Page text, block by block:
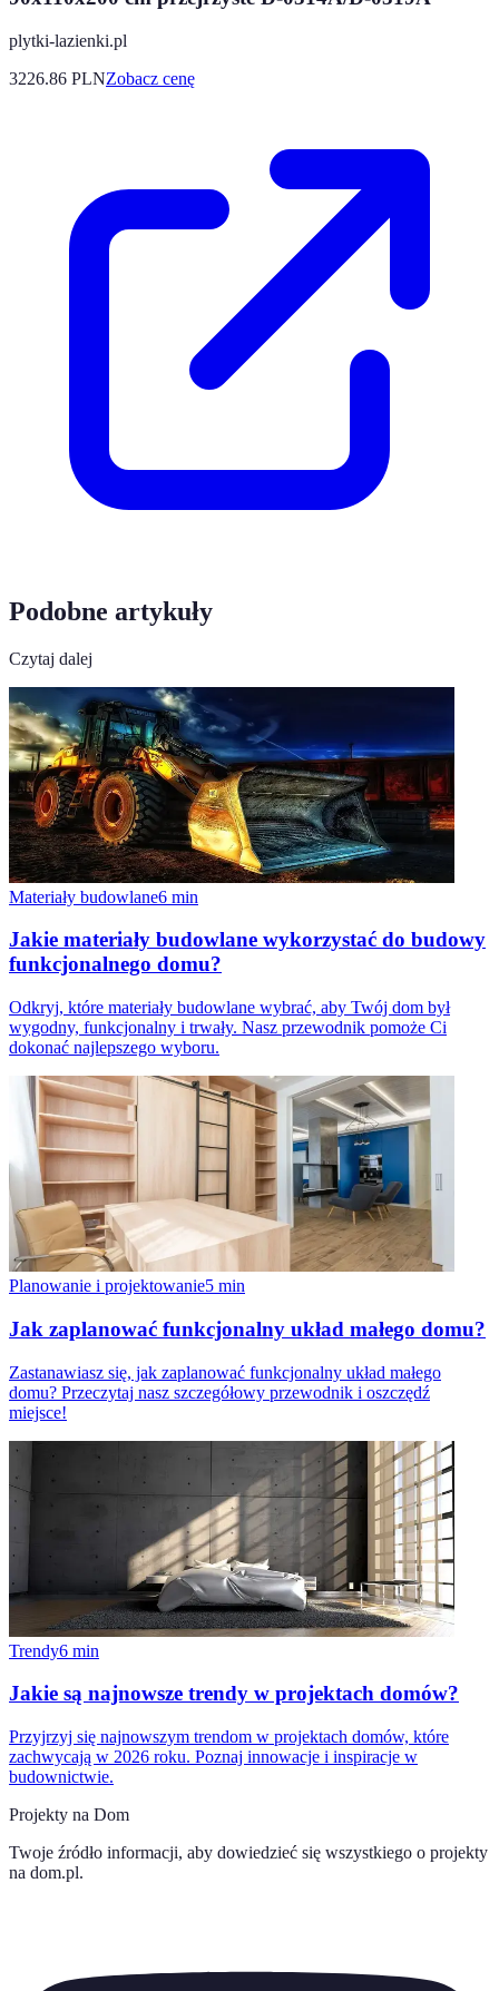
plytki-lazienki.pl
3226.86 PLNZobacz cenę
Podobne artykuły
Czytaj dalej
Materiały budowlane6 min
Jakie materiały budowlane wykorzystać do budowy
funkcjonalnego domu?
Odkryj, które materiały budowlane wybrać, aby Twój dom był
wygodny, funkcjonalny i trwały. Nasz przewodnik pomoże Ci
dokonać najlepszego wyboru.
Planowanie i projektowanie5 min
Jak zaplanować funkcjonalny układ małego domu?
Zastanawiasz się, jak zaplanować funkcjonalny układ małego
domu? Przeczytaj nasz szczegółowy przewodnik i oszczędź
miejsce!
Trendy6 min
Jakie są najnowsze trendy w projektach domów?
Przyjrzyj się najnowszym trendom w projektach domów, które
zachwycają w 2026 roku. Poznaj innowacje i inspiracje w
budownictwie.
Projekty na Dom
Twoje źródło informacji, aby dowiedzieć się wszystkiego o projekty
na dom.pl.